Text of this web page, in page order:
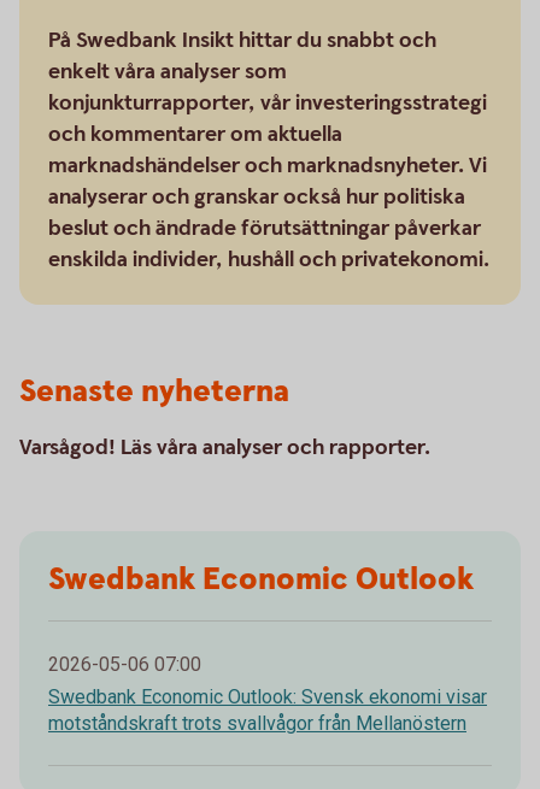
På Swedbank Insikt hittar du snabbt och
enkelt våra analyser som
konjunkturrapporter, vår investeringsstrategi
och kommentarer om aktuella
marknadshändelser och marknadsnyheter. Vi
analyserar och granskar också hur politiska
beslut och ändrade förutsättningar påverkar
enskilda individer, hushåll och privatekonomi.
Senaste nyheterna
Varsågod! Läs våra analyser och rapporter.
Swedbank Economic Outlook
2026-05-06 07:00
Swedbank Economic Outlook: Svensk ekonomi visar
motståndskraft trots svallvågor från Mellanöstern